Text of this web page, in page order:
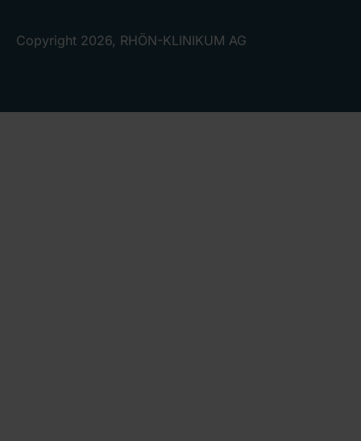
Copyright 2026, RHÖN-KLINIKUM AG